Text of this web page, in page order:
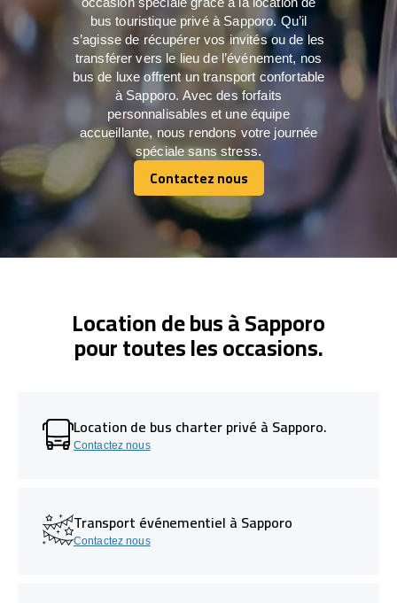
bus touristique privé à Sapporo. Qu’il
s’agisse de récupérer vos invités ou de les
transférer vers le lieu de l’événement, nos
bus de luxe offrent un transport confortable
à Sapporo. Avec des forfaits
personnalisables et une équipe
accueillante, nous rendons votre journée
spéciale sans stress.
Contactez nous
Contactez nous
Location de bus à Sapporo
pour toutes les occasions.
Location de bus charter privé à Sapporo.
Contactez nous
Transport événementiel à Sapporo
Contactez nous